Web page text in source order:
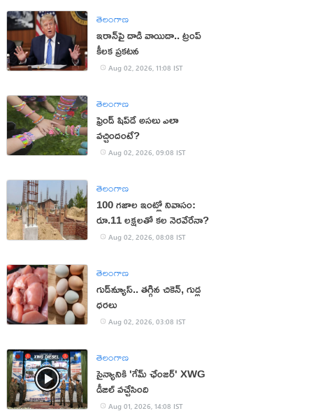
తెలంగాణ
ఇరాన్‌పై దాడి వాయిదా.. ట్రంప్
కీలక ప్రకటన
Aug 02, 2026, 11:08 IST
తెలంగాణ
ఫ్రెండ్ షిప్‌డే అసలు ఎలా
వచ్చిందంటే?
Aug 02, 2026, 09:08 IST
తెలంగాణ
100 గజాల ఇంట్లో నివాసం:
రూ.11 లక్షలతో కల నెరవేరేనా?
Aug 02, 2026, 08:08 IST
తెలంగాణ
గుడ్‌న్యూస్.. తగ్గిన చికెన్, గుడ్ల
ధరలు
Aug 02, 2026, 03:08 IST
తెలంగాణ
సైన్యానికి 'గేమ్ ఛేంజర్' XWG
డీజిల్ వచ్చేసింది
Aug 01, 2026, 14:08 IST